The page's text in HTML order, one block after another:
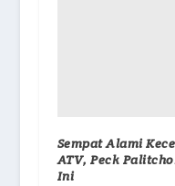
Sempat Alami
ATV, Peck
Ini